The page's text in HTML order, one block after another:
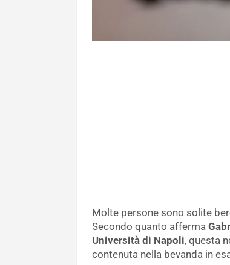
Molte persone sono solite
Secondo quanto afferma
Università di Napoli, questa
contenuta nella bevanda in